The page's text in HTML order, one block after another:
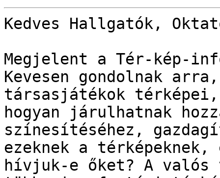
Kedves Hallgatók,
Megjelent a Tér-kép-
Kevesen gondolnak
társasjátékok
hogyan járulhatnak
színesítéséhez,
ezeknek a
hívjuk-e őket? A